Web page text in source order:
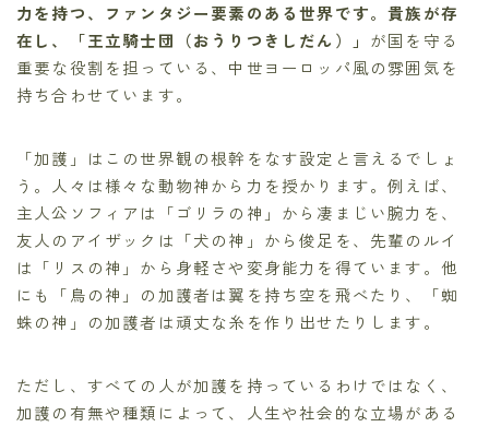
力を持つ、ファンタジー要素のある世界です。貴族が存
在し、「王立騎士団（おうりつきしだん）」 が国を守る
重要な役割を担っている、中世ヨーロッパ風の雰囲気を
持ち合わせています。
「加護」はこの世界観の根幹をなす設定と言えるでしょ
う。人々は様々な動物神から力を授かります。例えば、
主人公ソフィアは「ゴリラの神」から凄まじい腕力を、
友人のアイザックは「犬の神」から俊足を、先輩のルイ
は「リスの神」から身軽さや変身能力を得ています。他
にも「鳥の神」の加護者は翼を持ち空を飛べたり、「蜘
蛛の神」の加護者は頑丈な糸を作り出せたりします。
ただし、すべての人が加護を持っているわけではなく、
加護の有無や種類によって、人生や社会的な立場がある